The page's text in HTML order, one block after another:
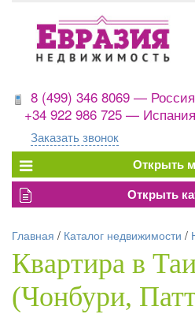
8 (499) 346 8069 — Россия
+34 922 986 725 — Испания
Заказать звонок
Главная / Каталог недвижимости /
Квартира в
(Чонбури,